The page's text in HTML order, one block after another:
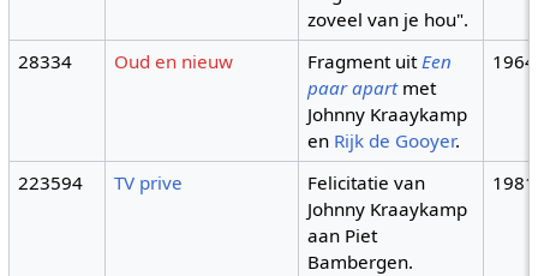
zoveel van je hou".
28334 Oud en nieuw Fragment uitEen
paar apartmet
Johnny Kraaykamp
en Rijk de Gooyer.
1964
223594 TV prive
Felicitatie van
Johnny Kraaykamp
aan Piet
Bambergen.
1981